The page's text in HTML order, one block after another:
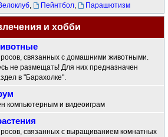
, Пейнтбол, Парашютизм
и хобби
связанных с домашними животными.
не размещать! Для них предназначен
в "Барахолке".
компьютерным и видеоиграм
связанных с выращиванием комнатных